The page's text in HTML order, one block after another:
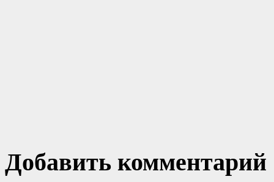
Добавить комментарий